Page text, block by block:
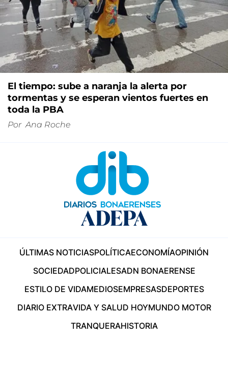
El tiempo: sube a naranja la alerta por
tormentas y se esperan vientos fuertes en
toda la PBA
Por Ana Roche
ÚLTIMAS NOTICIASPOLÍTICAECONOMÍAOPINIÓN
SOCIEDADPOLICIALESADN BONAERENSE
ESTILO DE VIDAMEDIOSEMPRESASDEPORTES
DIARIO EXTRAVIDA Y SALUD HOYMUNDO MOTOR
TRANQUERAHISTORIA